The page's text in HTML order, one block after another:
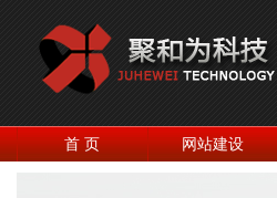
首 页 网站建设